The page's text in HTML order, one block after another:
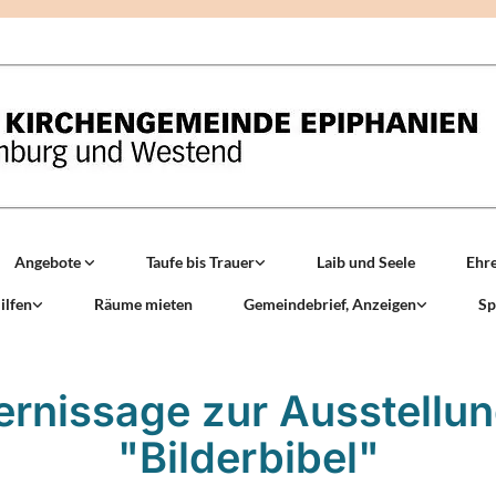
Angebote Taufe bis Trauer Laib und Seele
Räume mieten Gemeindebrief, Anzeigen
zur
"Bilderbibel"